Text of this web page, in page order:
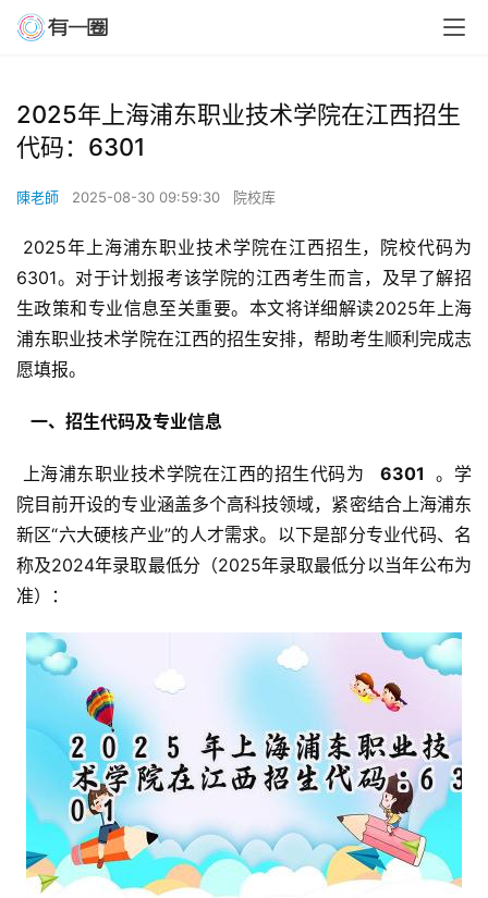
2025年上海浦东职业技术学院在江西招生
代码：6301
陳老師 2025-08-30 09:59:30 院校库
6301。对于计划报考该学院的江西考生而言，及早了解招
生政策和专业信息至关重要。本文将详细解读2025年上海
浦东职业技术学院在江西的招生安排，帮助考生顺利完成志
愿填报。
  一、招生代码及专业信息
上海浦东职业技术学院在江西的招生代码为
  6301
。学
院目前开设的专业涵盖多个高科技领域，紧密结合上海浦东
新区“六大硬核产业”的人才需求。以下是部分专业代码、名
称及2024年录取最低分（2025年录取最低分以当年公布为
准）：